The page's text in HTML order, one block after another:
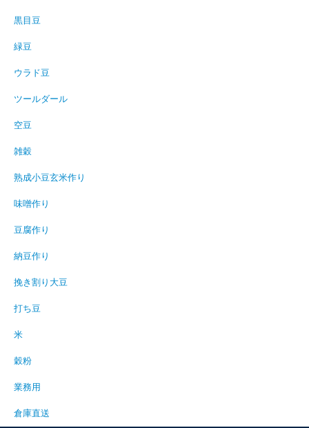
黒目豆
緑豆
ウラド豆
ツールダール
空豆
雑穀
熟成小豆玄米作り
味噌作り
豆腐作り
納豆作り
挽き割り大豆
打ち豆
米
穀粉
業務用
倉庫直送